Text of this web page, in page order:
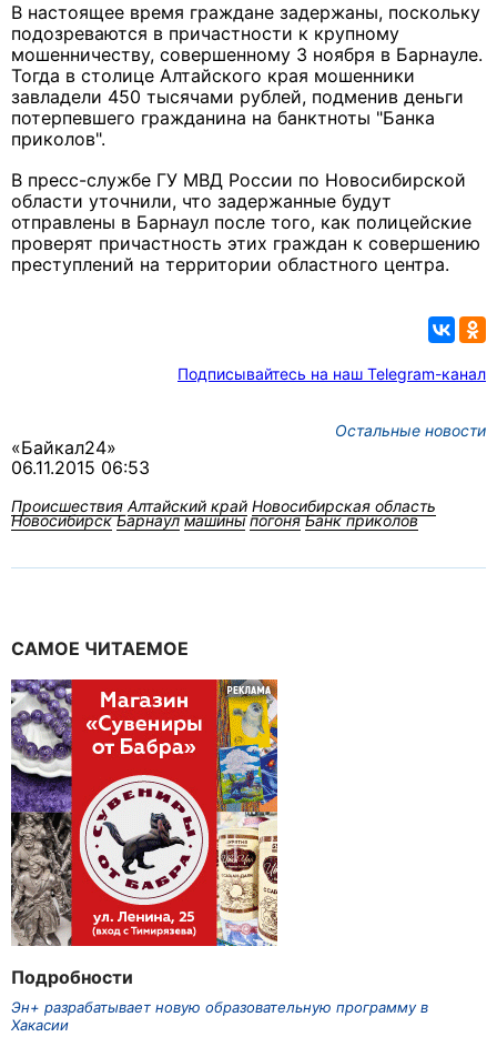
В настоящее время граждане задержаны, поскольку
подозреваются в причастности к крупному
мошенничеству, совершенному 3 ноября в Барнауле.
Тогда в столице Алтайского края мошенники
завладели 450 тысячами рублей, подменив деньги
потерпевшего гражданина на банктноты "Банка
приколов".
В пресс-службе ГУ МВД России по Новосибирской
области уточнили, что задержанные будут
отправлены в Барнаул после того, как полицейские
проверят причастность этих граждан к совершению
преступлений на территории областного центра.
Подписывайтесь на наш Telegram-канал
Остальные новости
«Байкал24»
06.11.2015 06:53
Происшествия Алтайский край Новосибирская область
Новосибирск Барнаул машины погоня Банк приколов
САМОЕ ЧИТАЕМОЕ
Подробности
Эн+ разрабатывает новую образовательную программу в
Хакасии